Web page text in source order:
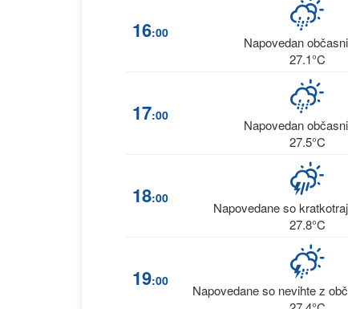
16:00
Napovedan
27.1°C
17:00
Napovedan
27.5°C
18:00
Napovedane so
27.8°C
19:00
Napovedane so nevihte z